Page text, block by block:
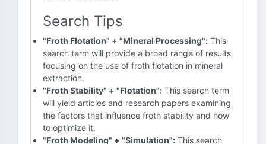
Search Tips
"Froth Flotation" + "Mineral Processing": This
search term will provide a broad range of results
focusing on the use of froth flotation in mineral
extraction.
"Froth Stability" + "Flotation": This search term
will yield articles and research papers examining
the factors that influence froth stability and how
to optimize it.
"Froth Modeling" + "Simulation": This search